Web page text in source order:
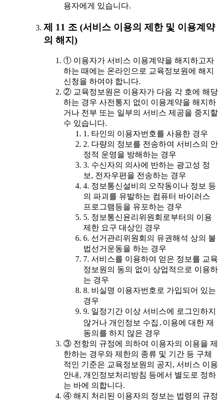
용자에게 있습니다.
제 11 조 (서비스 이용의 제한 및 이용계약
의 해지)
① 이용자가 서비스 이용계약을 해지하고자
하는 때에는 온라인으로 교육정보원에 해지
신청을 하여야 합니다.
② 교육정보원은 이용자가 다음 각 호에 해당
하는 경우 사전통지 없이 이용계약을 해지하
거나 전부 또는 일부의 서비스 제공을 중지할
수 있습니다.
1. 타인의 이용자번호를 사용한 경우
2. 다량의 정보를 전송하여 서비스의 안
정적 운영을 방해하는 경우
3. 수신자의 의사에 반하는 광고성 정
보, 전자우편을 전송하는 경우
4. 정보통신설비의 오작동이나 정보 등
의 파괴를 유발하는 컴퓨터 바이러스
프로그램등을 유포하는 경우
5. 정보통신윤리위원회로부터의 이용
제한 요구 대상인 경우
6. 선거관리위원회의 유권해석 상의 불
법선거운동을 하는 경우
7. 서비스를 이용하여 얻은 정보를 교육
정보원의 동의 없이 상업적으로 이용하
는 경우
8. 비실명 이용자번호로 가입되어 있는
경우
9. 일정기간 이상 서비스에 로그인하지
않거나 개인정보 수집․이용에 대한 재
동의를 하지 않은 경우
③ 전항의 규정에 의하여 이용자의 이용을 제
한하는 경우와 제한의 종류 및 기간 등 구체
적인 기준은 교육정보원의 공지, 서비스 이용
안내, 개인정보처리방침 등에서 별도로 정하
는 바에 의합니다.
④ 해지 처리된 이용자의 정보는 법령의 규정